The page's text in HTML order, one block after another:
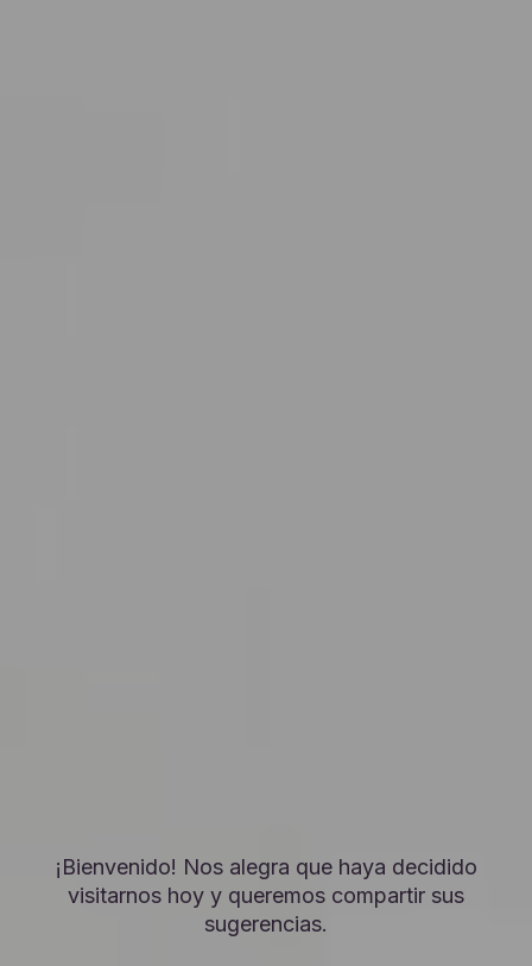
¡Bienvenido! Nos alegra que haya decidido
visitarnos hoy y queremos compartir sus
sugerencias.